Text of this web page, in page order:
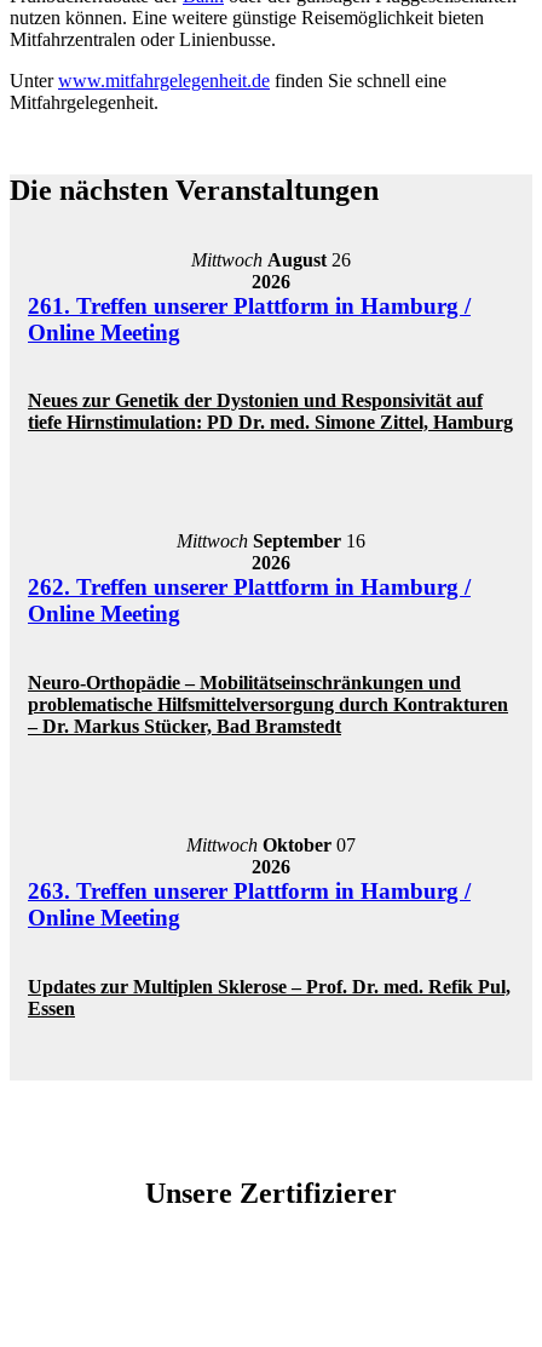
nutzen können. Eine weitere günstige Reisemöglichkeit bieten
Mitfahrzentralen oder Linienbusse.
Unterwww.mitfahrgelegenheit.de finden Sie schnell eine
Mitfahrgelegenheit.
Die nächsten Veranstaltungen
Mittwoch August 26
2026
261. Treffen unserer Plattform in Hamburg /
Online Meeting
Neues zur Genetik der Dystonien und Responsivität auf
tiefe Hirnstimulation: PD Dr. med. Simone Zittel, Hamburg
Mittwoch September 16
2026
262. Treffen unserer Plattform in Hamburg /
Online Meeting
Neuro-Orthopädie – Mobilitätseinschränkungen und
problematische Hilfsmittelversorgung durch Kontrakturen
– Dr. Markus Stücker, Bad Bramstedt
Mittwoch Oktober 07
2026
263. Treffen unserer Plattform in Hamburg /
Online Meeting
Updates zur Multiplen Sklerose – Prof. Dr. med. Refik Pul,
Essen
Unsere Zertifizierer